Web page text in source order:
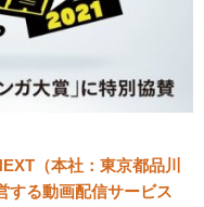
（本社：東京都品川
する動画配信サービス